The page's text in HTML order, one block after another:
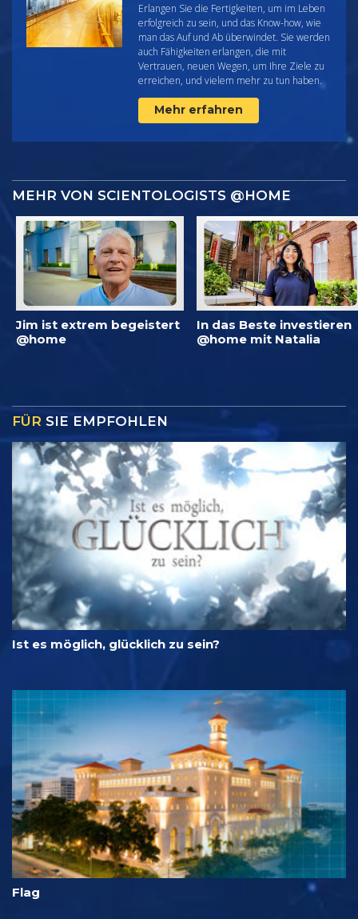
Erlangen Sie die Fertigkeiten, um im Leben
erfolgreich zu sein, und das Know-how, wie
man das Auf und Ab überwindet. Sie werden
auch Fähigkeiten erlangen, die mit
Vertrauen, neuen Wegen, um Ihre Ziele zu
erreichen, und vielem mehr zu tun haben.
Mehr erfahren
MEHR VON SCIENTOLOGISTS @HOME
Jim ist extrem begeistert
@home
In das Beste investieren
@home mit Natalia
FÜR SIE EMPFOHLEN
Ist es möglich, glücklich zu sein?
Flag